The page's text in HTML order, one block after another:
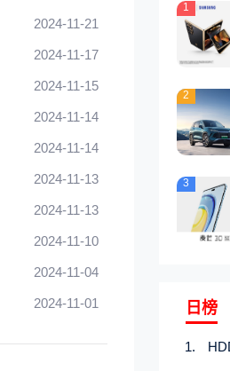
2024-11-21
2024-11-17
2024-11-15
2024-11-14
2024-11-14
2024-11-13
2024-11-13
2024-11-10
2024-11-04
2024-11-01
1
2
3
日榜